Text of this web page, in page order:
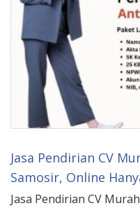
Jasa Pendirian CV
Samosir, Online
Jasa Pendirian CV